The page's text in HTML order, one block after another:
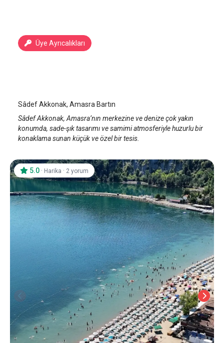
Üye Ayrıcalıkları
Sâdef Akkonak, Amasra Bartın
Sâdef Akkonak, Amasra’nın merkezine ve denize çok yakın
konumda, sade-şık tasarımı ve samimi atmosferiyle huzurlu bir
konaklama sunan küçük ve özel bir tesis.
5.0 · Harika · 2 yorum